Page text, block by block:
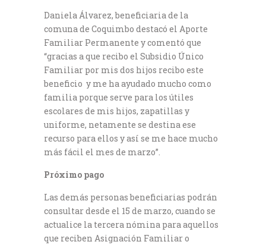
Daniela Álvarez, beneficiaria de la
comuna de Coquimbo destacó el Aporte
Familiar Permanente y comentó que
“gracias a que recibo el Subsidio Único
Familiar por mis dos hijos recibo este
beneficio y me ha ayudado mucho como
familia porque serve para los útiles
escolares de mis hijos, zapatillas y
uniforme, netamente se destina ese
recurso para ellos y así se me hace mucho
más fácil el mes de marzo”.
Próximo pago
Las demás personas beneficiarias podrán
consultar desde el 15 de marzo, cuando se
actualice la tercera nómina para aquellos
que reciben Asignación Familiar o